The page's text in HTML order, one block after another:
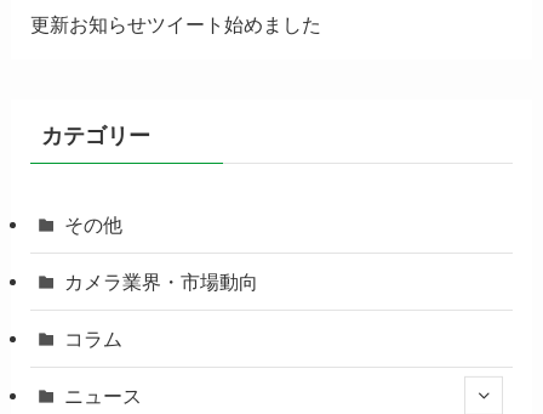
更新お知らせツイート始めました
カテゴリー
その他
カメラ業界・市場動向
コラム
ニュース